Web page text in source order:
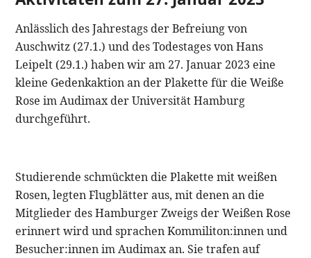
Anlässlich des Jahrestags der Befreiung von
Auschwitz (27.1.) und des Todestages von Hans
Leipelt (29.1.) haben wir am 27. Januar 2023 eine
kleine Gedenkaktion an der Plakette für die Weiße
Rose im Audimax der Universität Hamburg
durchgeführt.
Studierende schmückten die Plakette mit weißen
Rosen, legten Flugblätter aus, mit denen an die
Mitglieder des Hamburger Zweigs der Weißen Rose
erinnert wird und sprachen Kommiliton:innen und
Besucher:innen im Audimax an. Sie trafen auf